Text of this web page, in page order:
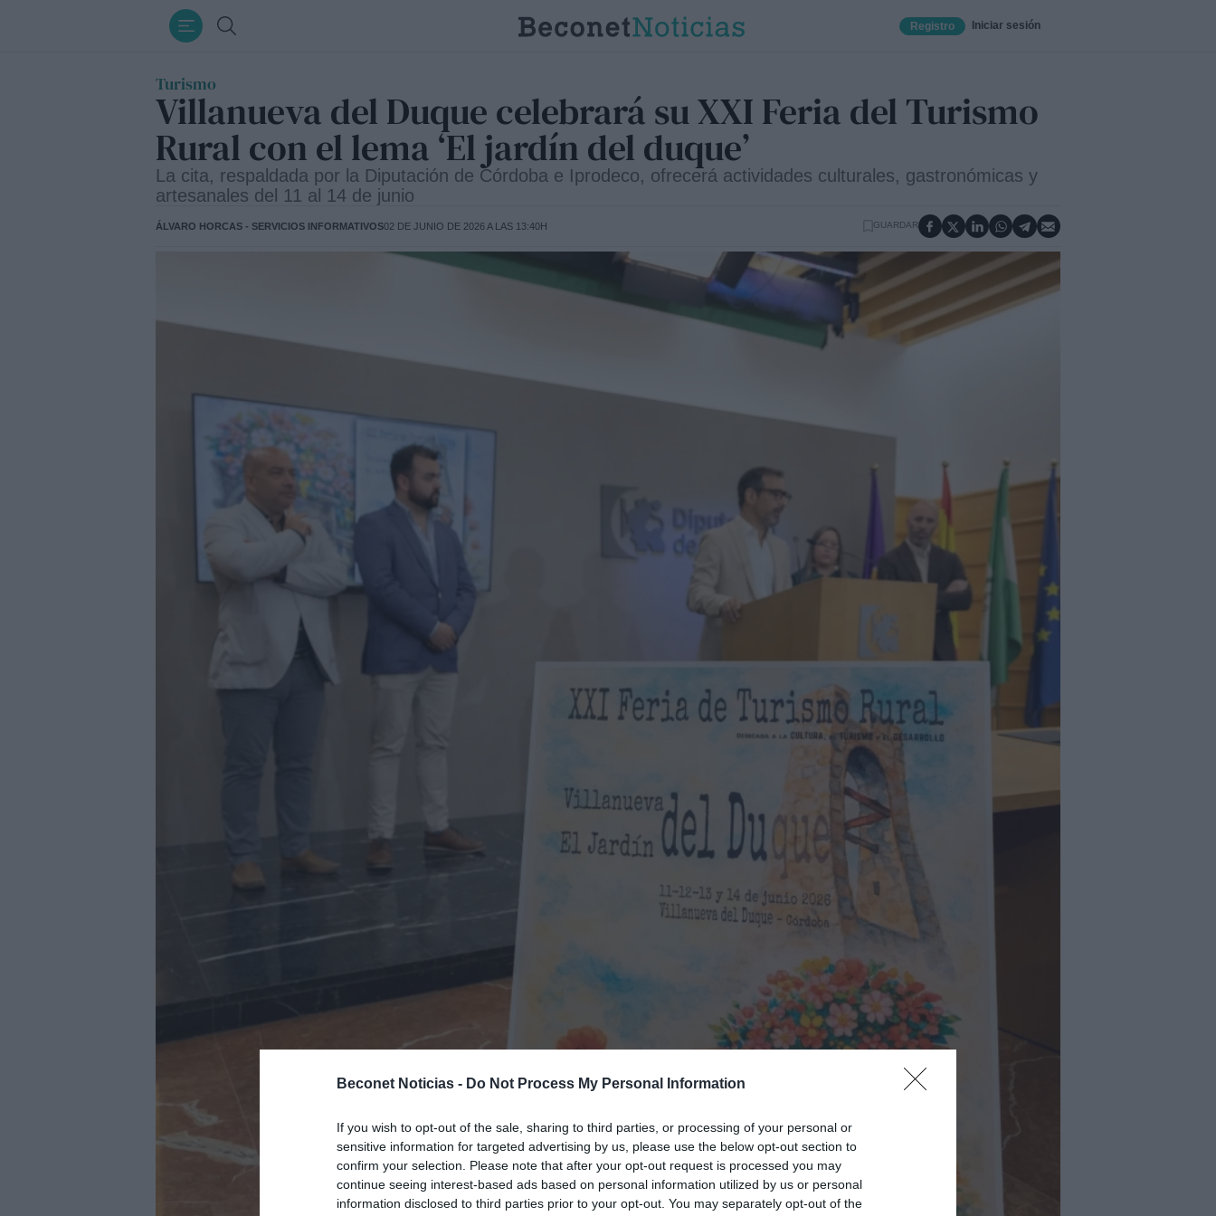
Beconet Noticias - Do Not Process My Personal Information
If you wish to opt-out of the sale, sharing to third parties, or processing of your personal or
sensitive information for targeted advertising by us, please use the below opt-out section to
confirm your selection. Please note that after your opt-out request is processed you may
continue seeing interest-based ads based on personal information utilized by us or personal
information disclosed to third parties prior to your opt-out. You may separately opt-out of the
Buscar Registro Iniciar sesión
Turismo
Villanueva del Duque celebrará su XXI Feria del Turismo
Rural con el lema ‘El jardín del duque’
La cita, respaldada por la Diputación de Córdoba e Iprodeco, ofrecerá actividades culturales, gastronómicas y
artesanales del 11 al 14 de junio
ÁLVARO HORCAS - SERVICIOS INFORMATIVOS02 DE JUNIO DE 2026 A LAS 13:40H GUARDAR